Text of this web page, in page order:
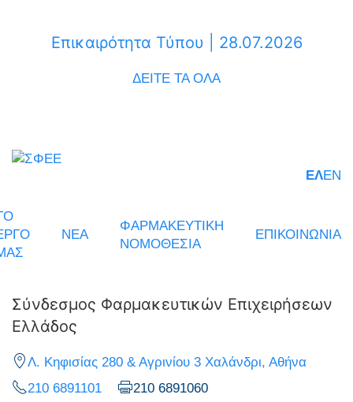
Επικαιρότητα Τύπου | 28.07.2026
ΔΕΙΤΕ ΤΑ ΟΛΑ
ΕΛEN
ΝΕΑ
ΦΑΡΜΑΚΕΥΤΙΚΗ
ΝΟΜΟΘΕΣΙΑ
ΕΠΙΚΟΙΝΩΝΙΑ
Σύνδεσμος Φαρμακευτικών Επιχειρήσεων
Ελλάδος
Λ. Κηφισίας 280 & Αγρινίου 3 Χαλάνδρι, Αθήνα
210 6891101
210 6891060